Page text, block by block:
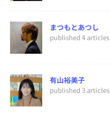
まつもとあつし
published 4 articles
有山裕美子
published 3 articles